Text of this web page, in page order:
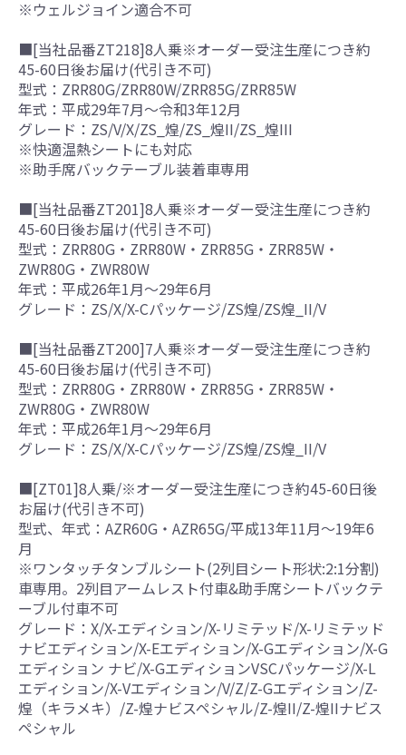
※ウェルジョイン適合不可
■[当社品番ZT218]8人乗※オーダー受注生産につき約
45-60日後お届け(代引き不可)
型式：ZRR80G/ZRR80W/ZRR85G/ZRR85W
年式：平成29年7月～令和3年12月
グレード：ZS/V/X/ZS_煌/ZS_煌II/ZS_煌III
※快適温熱シートにも対応
※助手席バックテーブル装着車専用
■[当社品番ZT201]8人乗※オーダー受注生産につき約
45-60日後お届け(代引き不可)
型式：ZRR80G・ZRR80W・ZRR85G・ZRR85W・
ZWR80G・ZWR80W
年式：平成26年1月～29年6月
グレード：ZS/X/X-Cパッケージ/ZS煌/ZS煌_II/V
■[当社品番ZT200]7人乗※オーダー受注生産につき約
45-60日後お届け(代引き不可)
型式：ZRR80G・ZRR80W・ZRR85G・ZRR85W・
ZWR80G・ZWR80W
年式：平成26年1月～29年6月
グレード：ZS/X/X-Cパッケージ/ZS煌/ZS煌_II/V
■[ZT01]8人乗/※オーダー受注生産につき約45-60日後
お届け(代引き不可)
型式、年式：AZR60G・AZR65G/平成13年11月～19年6
月
※ワンタッチタンブルシート(2列目シート形状:2:1分割)
車専用。2列目アームレスト付車&助手席シートバックテ
ーブル付車不可
グレード：X/X-エディション/X-リミテッド/X-リミテッド
ナビエディション/X-Eエディション/X-Gエディション/X-G
エディション ナビ/X-GエディションVSCパッケージ/X-L
エディション/X-Vエディション/V/Z/Z-Gエディション/Z-
煌（キラメキ）/Z-煌ナビスペシャル/Z-煌II/Z-煌IIナビス
ペシャル